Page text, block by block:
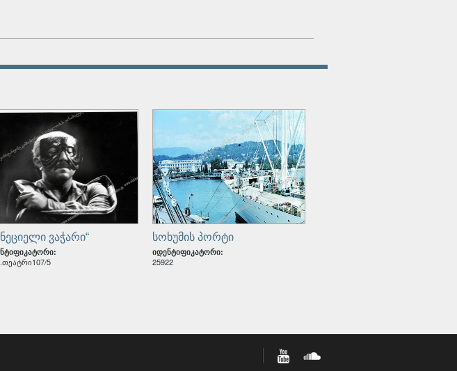
შემდეგ, მის მემკვიდრეებს შორის ქონების
სხდომათა ოქმებიდან სოხუმის ოლქში ქართველი
გამოსაძიებლად კომისიის შექმნის თაობაზე
ვაჭარი“
5
სოხუმის პორტი
იდენტიფიკატორი:
25922